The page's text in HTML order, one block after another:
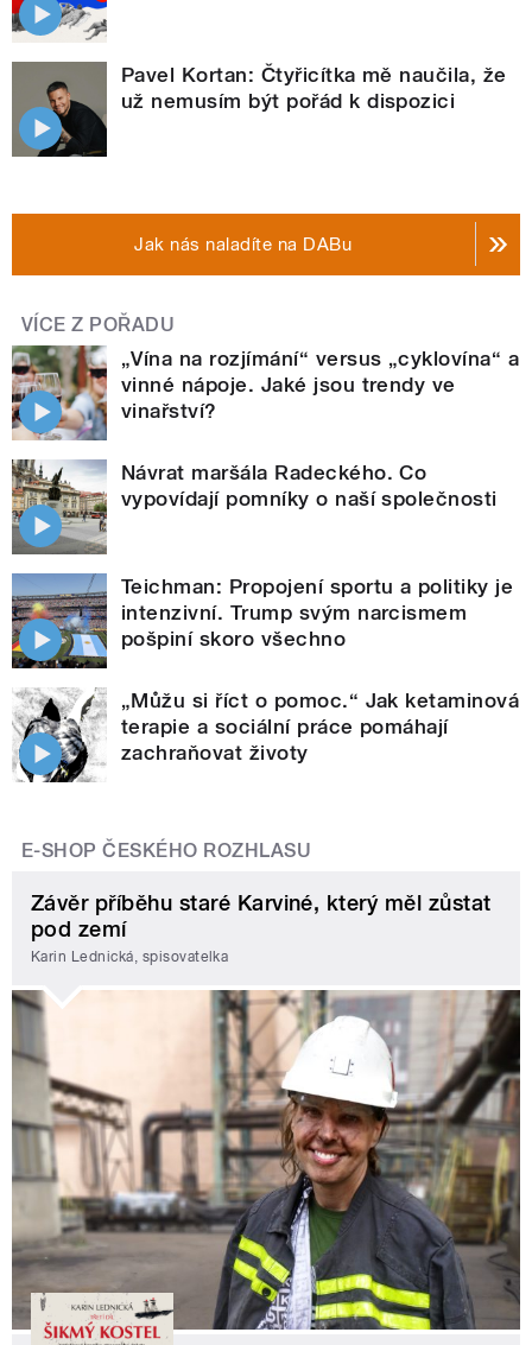
Pavel Kortan: Čtyřicítka mě naučila, že
už nemusím být pořád k dispozici
Jak nás naladíte na DABu
VÍCE Z POŘADU
„Vína na rozjímání“ versus „cyklovína“ a
vinné nápoje. Jaké jsou trendy ve
vinařství?
Návrat maršála Radeckého. Co
vypovídají pomníky o naší společnosti
Teichman: Propojení sportu a politiky je
intenzivní. Trump svým narcismem
pošpiní skoro všechno
„Můžu si říct o pomoc.“ Jak ketaminová
terapie a sociální práce pomáhají
zachraňovat životy
E-SHOP ČESKÉHO ROZHLASU
Závěr příběhu staré Karviné, který měl zůstat
pod zemí
Karin Lednická, spisovatelka